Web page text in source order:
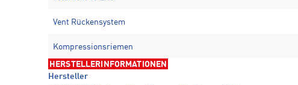
Vent Rückensystem
Kompressionsriemen
HERSTELLERINFORMATIONEN
Hersteller